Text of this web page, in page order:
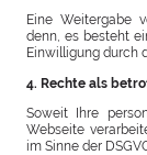
Eine Weitergabe
denn, es besteht
Einwilligung durch
4. Rechte als
Soweit Ihre
Webseite
im Sinne der